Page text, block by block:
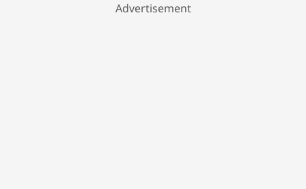
Advertisement